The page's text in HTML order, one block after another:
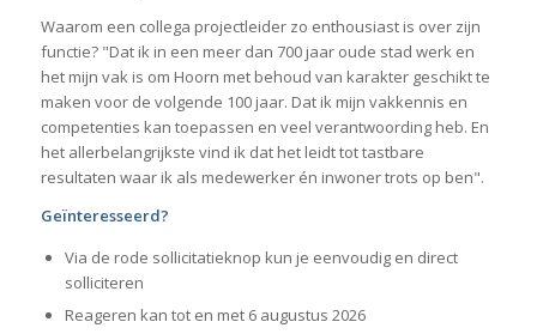
Waarom een collega projectleider zo enthousiast is over zijn
functie? "Dat ik in een meer dan 700 jaar oude stad werk en
het mijn vak is om Hoorn met behoud van karakter geschikt te
maken voor de volgende 100 jaar. Dat ik mijn vakkennis en
competenties kan toepassen en veel verantwoording heb. En
het allerbelangrijkste vind ik dat het leidt tot tastbare
resultaten waar ik als medewerker én inwoner trots op ben".
Geïnteresseerd?
Via de rode sollicitatieknop kun je eenvoudig en direct
solliciteren
Reageren kan tot en met 6 augustus 2026